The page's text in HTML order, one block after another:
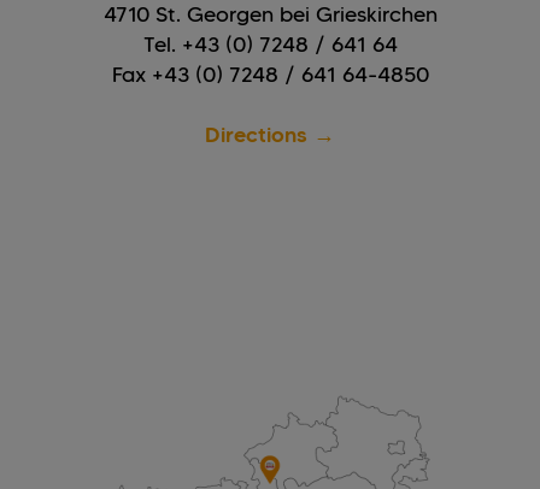
4710 St. Georgen bei Grieskirchen
Tel. +43 (0) 7248 / 641 64
Fax +43 (0) 7248 / 641 64-4850
Directions →